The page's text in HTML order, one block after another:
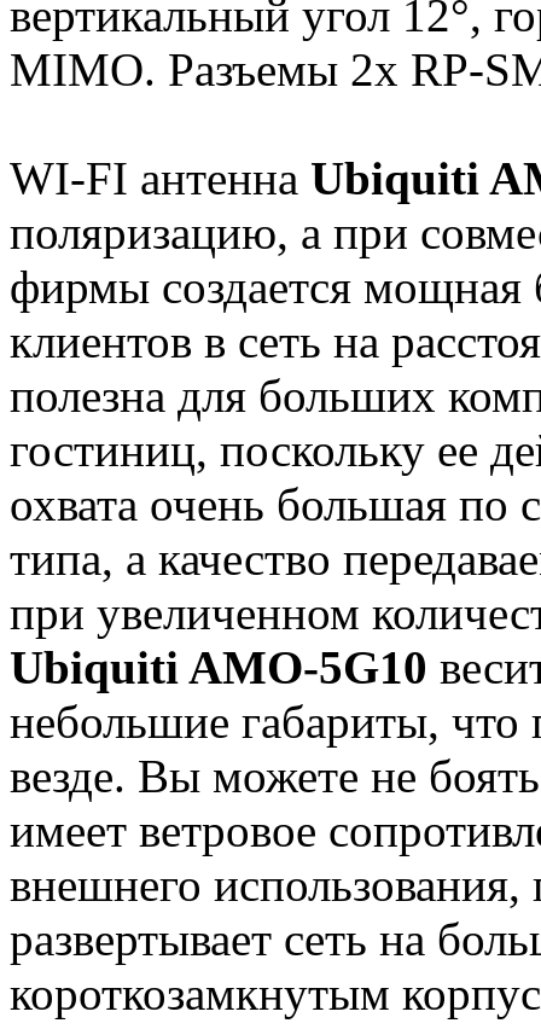
вертикальный угол 12°,
MIMO. Разъемы 2x RP-
WI-FI антенна Ubiquiti
поляризацию, а при
фирмы создается мощная
клиентов в сеть на
полезна для больших
гостиниц, поскольку ее
охвата очень большая по
типа, а качество
при увеличенном
Ubiquiti AMO-5G10
небольшие габариты, что
везде. Вы можете не
имеет ветровое
внешнего использования,
развертывает сеть на
короткозамкнутым